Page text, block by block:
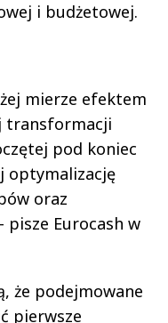
i budżetowej.
mierze efektem
transformacji
pod koniec
optymalizację
oraz
Eurocash w
że podejmowane
pierwsze